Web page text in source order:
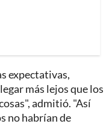
expectativas,
más lejos que los
admitió. "Así
no habrían de